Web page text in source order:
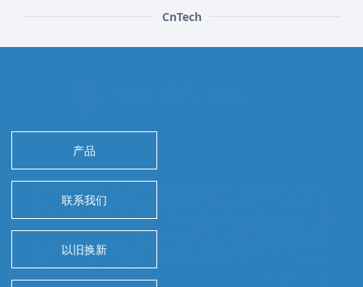
CnTech
产品
联系我们
以旧换新